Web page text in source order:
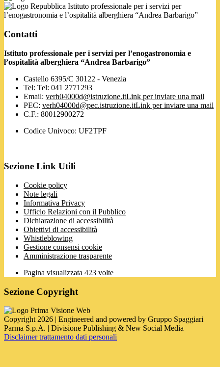
Istituto professionale per i servizi per
l’enogastronomia e l’ospitalità alberghiera “Andrea Barbarigo”
Contatti
Istituto professionale per i servizi per l’enogastronomia e
l’ospitalità alberghiera “Andrea Barbarigo”
Castello 6395/C 30122 - Venezia
Tel: Tel: 041 2771293
Email: verh04000d@istruzione.itLink per inviare una mail
PEC: verh04000d@pec.istruzione.itLink per inviare una mail
C.F.: 80012900272
Codice Univoco: UF2TPF
Sezione Link Utili
Cookie policy
Note legali
Informativa Privacy
Ufficio Relazioni con il Pubblico
Dichiarazione di accessibilità
Obiettivi di accessibilità
Whistleblowing
Gestione consensi cookie
Amministrazione trasparente
Pagina visualizzata 423 volte
Sezione Copyright
Copyright 2026 | Engineered and powered by Gruppo Spaggiari
Parma S.p.A. | Divisione Publishing & New Social Media
Disclaimer trattamento dati personali